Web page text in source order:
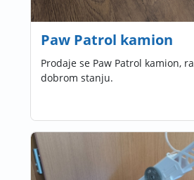
Paw Patrol kamion
Prodaje se Paw Patrol kamion,
dobrom stanju.